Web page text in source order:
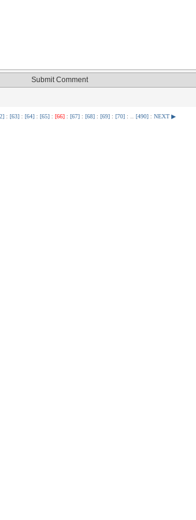
: [63] : [64] : [65] : [66] : [67] : [68] : [69] : [70] : .. [490] : NEXT ▶